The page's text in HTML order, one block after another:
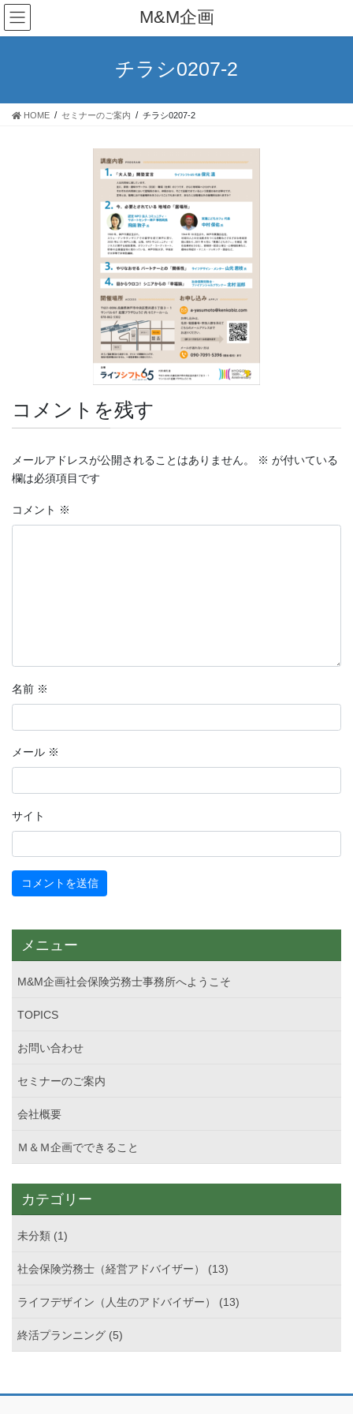
コ
ン
テ
ス
ナ
ビ
ゲ
ン
M&M企画
チラシ0207-2
HOME セミナーのご案内 チラシ0207-2
コメントを残す
メールアドレスが公開されることはありません。 ※ が付いている
欄は必須項目です
コメント ※
名前 ※
メール ※
サイト
メニュー
M&M企画社会保険労務士事務所へようこそ
TOPICS
お問い合わせ
セミナーのご案内
会社概要
Ｍ＆Ｍ企画でできること
カテゴリー
未分類 (1)
社会保険労務士（経営アドバイザー） (13)
ライフデザイン（人生のアドバイザー） (13)
終活プランニング (5)